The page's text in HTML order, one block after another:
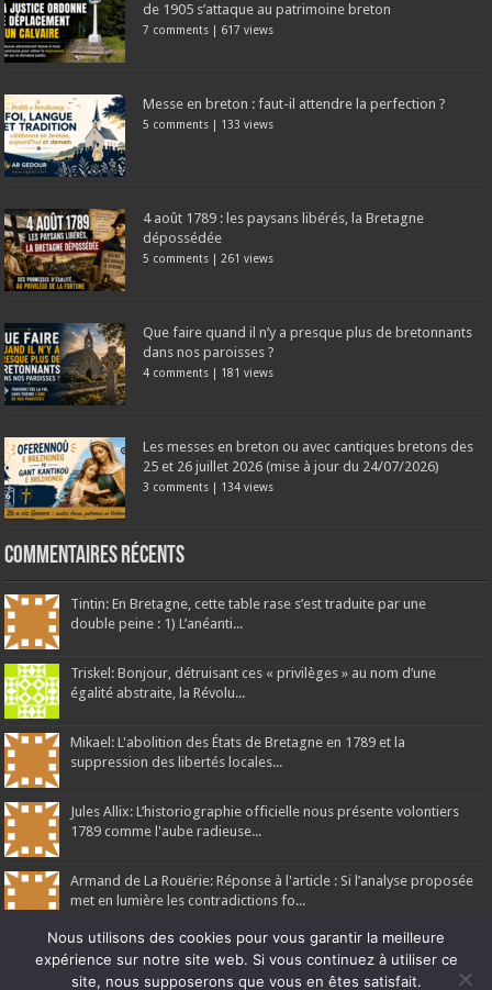
de 1905 s’attaque au patrimoine breton
7 comments | 617 views
Messe en breton : faut-il attendre la perfection ?
5 comments | 133 views
4 août 1789 : les paysans libérés, la Bretagne
dépossédée
5 comments | 261 views
Que faire quand il n’y a presque plus de bretonnants
dans nos paroisses ?
4 comments | 181 views
Les messes en breton ou avec cantiques bretons des
25 et 26 juillet 2026 (mise à jour du 24/07/2026)
3 comments | 134 views
Commentaires récents
Tintin: En Bretagne, cette table rase s’est traduite par une
double peine : 1) L’anéanti...
Triskel: Bonjour, détruisant ces « privilèges » au nom d’une
égalité abstraite, la Révolu...
Mikael: L'abolition des États de Bretagne en 1789 et la
suppression des libertés locales...
Jules Allix: L’historiographie officielle nous présente volontiers
1789 comme l'aube radieuse...
Armand de La Rouërie: Réponse à l'article : Si l’analyse proposée
met en lumière les contradictions fo...
Nous utilisons des cookies pour vous garantir la meilleure
expérience sur notre site web. Si vous continuez à utiliser ce
site, nous supposerons que vous en êtes satisfait.